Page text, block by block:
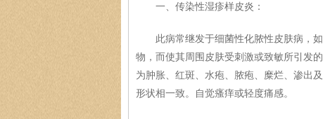
一、传染性湿疹样皮炎：
此病常继发于细菌性化脓性皮肤病，如
物，而使其周围皮肤受刺激或致敏所引发
为肿胀、红斑、水疱、脓疱、糜烂、渗出
形状相一致。自觉瘙痒或轻度痛感。